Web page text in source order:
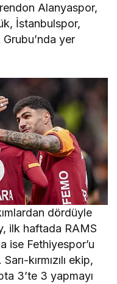
Alanyaspor,
İstanbulspor,
yer
dördüyle
ilk haftada RAMS
ise Fethiyespor’u
kırmızılı ekip,
3’te 3 yapmayı